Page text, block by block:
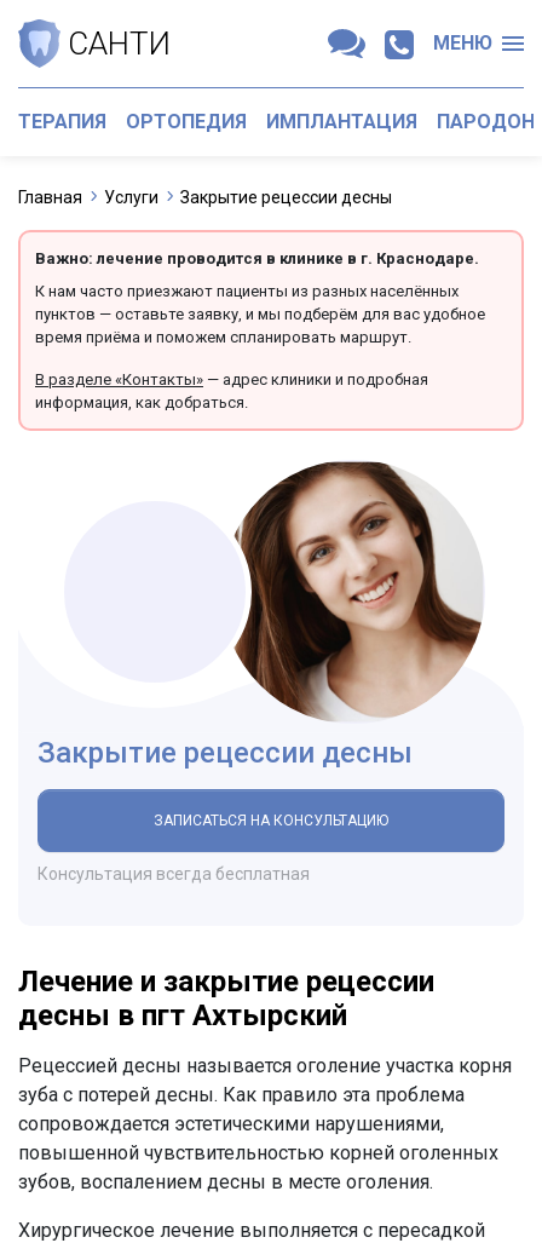
САНТИ МЕНЮ
ТЕРАПИЯ ОРТОПЕДИЯ ИМПЛАНТАЦИЯ
Главная Услуги Закрытие рецессии десны
Важно: лечение проводится в клинике в г. Краснодаре.
К нам часто приезжают пациенты из разных населённых
пунктов — оставьте заявку, и мы подберём для вас удобное
время приёма и поможем спланировать маршрут.
В разделе «Контакты» — адрес клиники и подробная
информация, как добраться.
Закрытие рецессии десны
ЗАПИСАТЬСЯ НА КОНСУЛЬТАЦИЮ
Консультация всегда бесплатная
Лечение и закрытие рецессии
десны в пгт Ахтырский
Рецессией десны называется оголение участка корня
зуба с потерей десны. Как правило эта проблема
сопровождается эстетическими нарушениями,
повышенной чувствительностью корней оголенных
зубов, воспалением десны в месте оголения.
Хирургическое лечение выполняется с пересадкой